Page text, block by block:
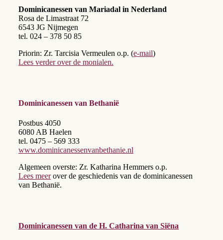
Dominicanessen van Mariadal in Nederland
Rosa de Limastraat 72
6543 JG Nijmegen
tel. 024 – 378 50 85
Priorin: Zr. Tarcisia Vermeulen o.p. (e-mail)
Lees verder over de monialen.
Dominicanessen van Bethanië
Postbus 4050
6080 AB Haelen
tel. 0475 – 569 333
www.dominicanessenvanbethanie.nl
Algemeen overste: Zr. Katharina Hemmers o.p.
Lees meerover de geschiedenis van de dominicanessen
van Bethanië.
Dominicanessen van de H. Catharina van Siëna